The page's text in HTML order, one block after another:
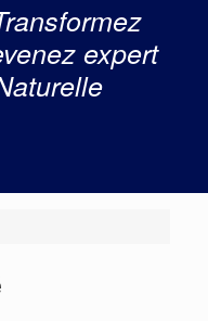
expert